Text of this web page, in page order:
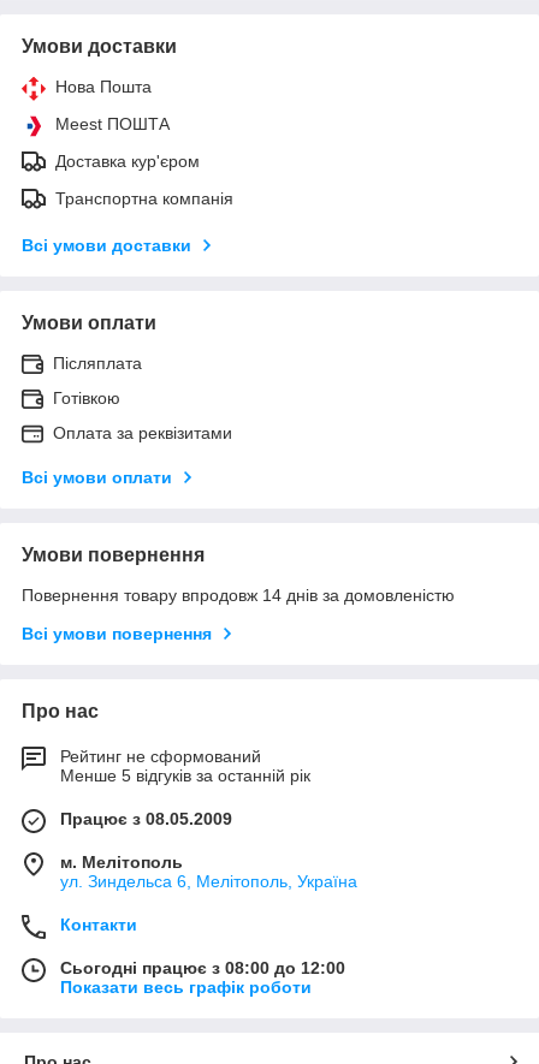
Умови доставки
Нова Пошта
Meest ПОШТА
Доставка кур'єром
Транспортна компанія
Всі умови доставки
Умови оплати
Післяплата
Готівкою
Оплата за реквізитами
Всі умови оплати
Умови повернення
Повернення товару впродовж 14 днів за домовленістю
Всі умови повернення
Про нас
Рейтинг не сформований
Менше 5 відгуків за останній рік
Працює з 08.05.2009
м. Мелітополь
ул. Зиндельса 6, Мелітополь, Україна
Контакти
Сьогодні працює з 08:00 до 12:00
Показати весь графік роботи